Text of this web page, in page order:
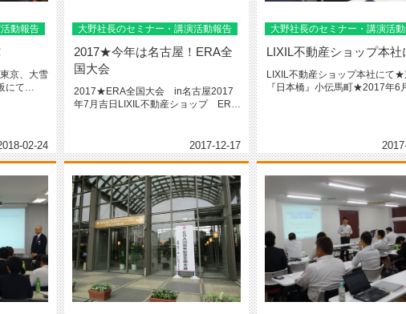
動報告
京、大雪
にて
02-24
大野社長のセミナー・講演活動報告
2017★今年は名古屋！ERA全
国大会
2017★ERA全国大会 in名古屋2017
年7月吉日LIXIL不動産ショップ ERA
2017-12-17
大野社長のセミナー・講演活
LIXIL不動産ショップ本社
LIXIL不動産ショップ本社にて
『日本橋』小伝馬町★2017年6